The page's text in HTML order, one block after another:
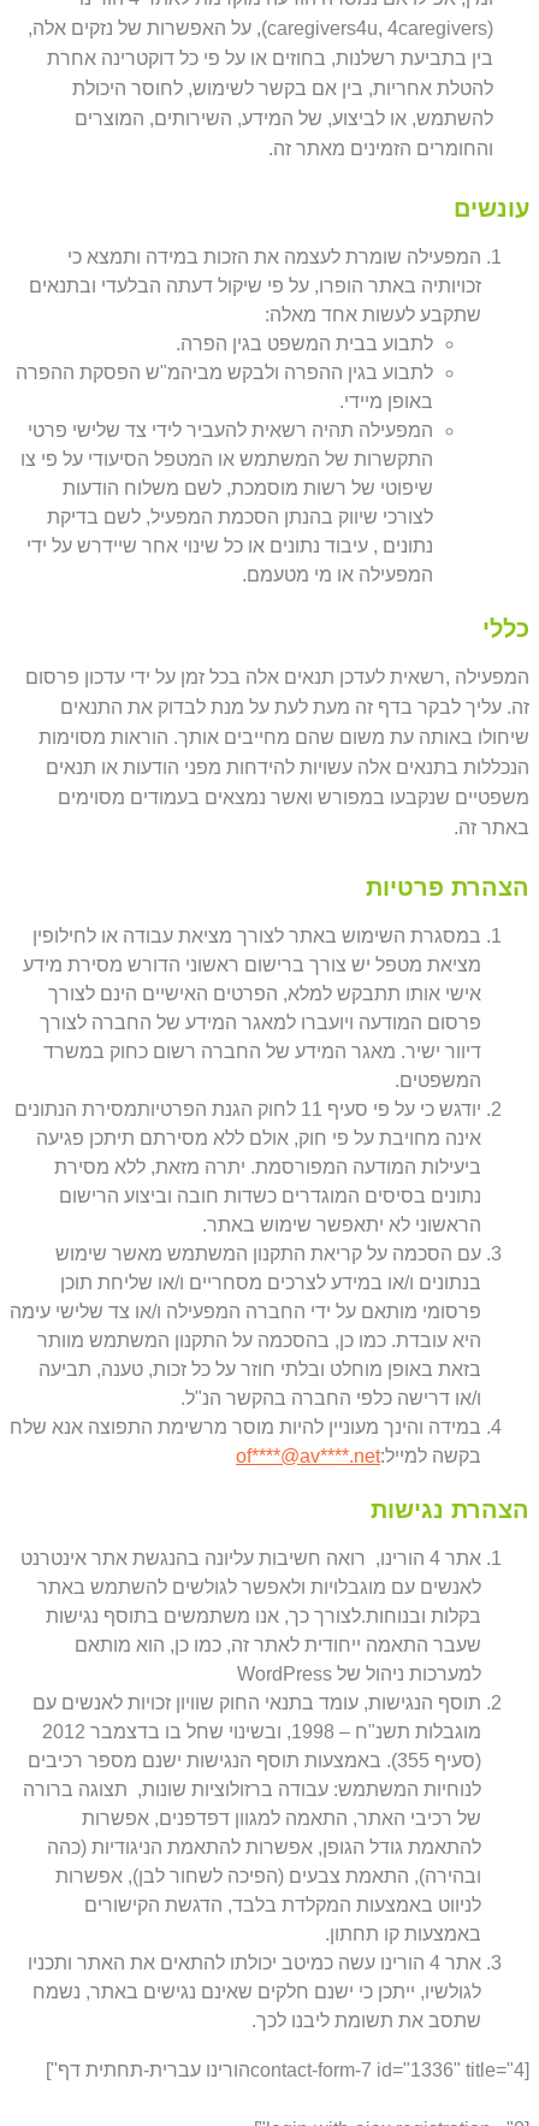
(caregivers4u, 4caregivers), על האפשרות של נזקים אלה,
בין בתביעת רשלנות, בחוזים או על פי כל דוקטרינה אחרת
להטלת אחריות, בין אם בקשר לשימוש, לחוסר היכולת
להשתמש, או לביצוע, של המידע, השירותים, המוצרים
והחומרים הזמינים מאתר זה.
עונשים
המפעילה שומרת לעצמה את הזכות במידה ותמצא כי
זכויותיה באתר הופרו, על פי שיקול דעתה הבלעדי ובתנאים
שתקבע לעשות אחד מאלה:
לתבוע בבית המשפט בגין הפרה.
לתבוע בגין ההפרה ולבקש מביהמ"ש הפסקת ההפרה
באופן מיידי.
המפעילה תהיה רשאית להעביר לידי צד שלישי פרטי
התקשרות של המשתמש או המטפל הסיעודי על פי צו
שיפוטי של רשות מוסמכת, לשם משלוח הודעות
לצורכי שיווק בהנתן הסכמת המפעיל, לשם בדיקת
נתונים , עיבוד נתונים או כל שינוי אחר שיידרש על ידי
המפעילה או מי מטעמם.
כללי
המפעילה ,רשאית לעדכן תנאים אלה בכל זמן על ידי עדכון פרסום
זה. עליך לבקר בדף זה מעת לעת על מנת לבדוק את התנאים
שיחולו באותה עת משום שהם מחייבים אותך. הוראות מסוימות
הנכללות בתנאים אלה עשויות להידחות מפני הודעות או תנאים
משפטיים שנקבעו במפורש ואשר נמצאים בעמודים מסוימים
באתר זה.
הצהרת פרטיות
במסגרת השימוש באתר לצורך מציאת עבודה או לחילופין
מציאת מטפל יש צורך ברישום ראשוני הדורש מסירת מידע
אישי אותו תתבקש למלא, הפרטים האישיים הינם לצורך
פרסום המודעה ויועברו למאגר המידע של החברה לצורך
דיוור ישיר. מאגר המידע של החברה רשום כחוק במשרד
המשפטים.
יודגש כי על פי סעיף 11 לחוק הגנת הפרטיותמסירת הנתונים
אינה מחויבת על פי חוק, אולם ללא מסירתם תיתכן פגיעה
ביעילות המודעה המפורסמת. יתרה מזאת, ללא מסירת
נתונים בסיסים המוגדרים כשדות חובה וביצוע הרישום
הראשוני לא יתאפשר שימוש באתר.
עם הסכמה על קריאת התקנון המשתמש מאשר שימוש
בנתונים ו/או במידע לצרכים מסחריים ו/או שליחת תוכן
פרסומי מותאם על ידי החברה המפעילה ו/או צד שלישי עימה
היא עובדת. כמו כן, בהסכמה על התקנון המשתמש מוותר
בזאת באופן מוחלט ובלתי חוזר על כל זכות, טענה, תביעה
ו/או דרישה כלפי החברה בהקשר הנ"ל.
במידה והינך מעוניין להיות מוסר מרשימת התפוצה אנא שלח
בקשה למייל:
of****@av****.net
הצהרת נגישות
אתר 4 הורינו, רואה חשיבות עליונה בהנגשת אתר אינטרנט
לאנשים עם מוגבלויות ולאפשר לגולשים להשתמש באתר
בקלות ובנוחות.לצורך כך, אנו משתמשים בתוסף נגישות
שעבר התאמה ייחודית לאתר זה, כמו כן, הוא מותאם
למערכות ניהול של WordPress
תוסף הנגישות, עומד בתנאי החוק שוויון זכויות לאנשים עם
מוגבלות תשנ"ח – 1998, ובשינוי שחל בו בדצמבר 2012
(סעיף 355). באמצעות תוסף הנגישות ישנם מספר רכיבים
לנוחיות המשתמש: עבודה ברזולוציות שונות, תצוגה ברורה
של רכיבי האתר, התאמה למגוון דפדפנים, אפשרות
להתאמת גודל הגופן, אפשרות להתאמת הניגודיות (כהה
ובהירה), התאמת צבעים (הפיכה לשחור לבן), אפשרות
לניווט באמצעות המקלדת בלבד, הדגשת הקישורים
באמצעות קו תחתון.
אתר 4 הורינו עשה כמיטב יכולתו להתאים את האתר ותכניו
לגולשיו, ייתכן כי ישנם חלקים שאינם נגישים באתר, נשמח
שתסב את תשומת ליבנו לכך.
[contact-form-7 id="1336" title="4הורינו עברית-תחתית דף"]